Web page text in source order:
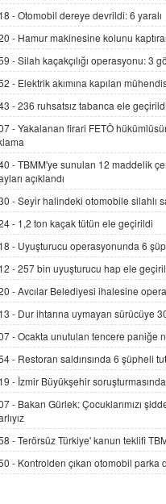
AV. DOĞAN CAN
Kişisel verilerin
hukukun gelişimi
15.09.2025 16:17
SEHER EREK
Kış Ayları Geldi,
Alınmalı?
9.12.2025 10:11
İNCİ GÜL AKÖL
Trump Keşke
06.07.2026 13:00
ADEM AKÖL
Esed
Şamar: Sednaya
11.12.2024 12:30
DR. EKREM ASLAN
Gerçek Ne, Algı Ne?
Yürüyoruz"
19.07.2025 12:45
GÖNÜL MENEKŞE
Şifacının Yolu
04.11.2025 12:56
-Otomobil dereye devrildi: 6 yaralı
- Hamur makinesine kolunu
-Silah kaçakçılığı operasyonu: 3
- Elektrik akımına kapılan
-236 ruhsatsız tabanca ele geçirildi
-Yakalanan firari FETÖ
-TBMM'ye sunulan 12 maddelik
açıklandı
-Seyir halindeki otomobile silahlı
- 1,2 ton kaçak tütün ele geçirildi
- Uyuşturucu operasyonunda 6
-257 bin uyuşturucu hap ele
-Avcılar Belediyesi ihalesine
- Dur ihtarına uymayan sürücüye
-Ocakta unutulan tencere paniğe
- Restoran saldırısında 6 şüpheli
- İzmir Büyükşehir
- Bakan Gürlek: Çocuklarımızı
-Terörsüz Türkiye' kanun teklifi
- Kontrolden çıkan otomobil parka